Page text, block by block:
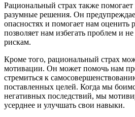
Рациональный страх также
разумные решения. Он
опасностях и помогает нам оценить
позволяет нам избегать проблем и
рискам.
Кроме того, рациональный страх
мотивации. Он может помочь нам
стремиться к
поставленных целей. Когда мы
негативных последствий, мы
усерднее и улучшать свои навыки.